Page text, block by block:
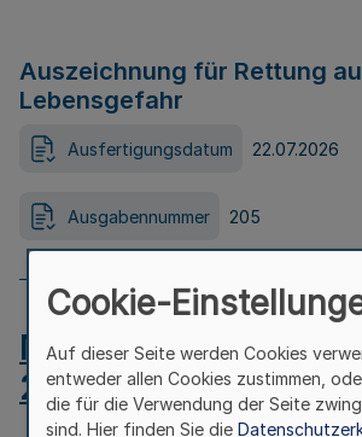
Auszeichnung für Rettung
Lebensgefahr
Ausfertigungsdatum 22.07.2026
Ausgabennummer 205
MB.NRW 2026 Nr.
24.07.2026
Cookie-
Auf dieser Seite werden Cookies
entweder allen Cookies zustimmen,
die für die Verwendung der Seite
sind. Hier finden Sie die